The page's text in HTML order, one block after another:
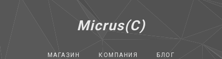
Micrus(C)
МАГАЗИН КОМПАНИЯ БЛОГ